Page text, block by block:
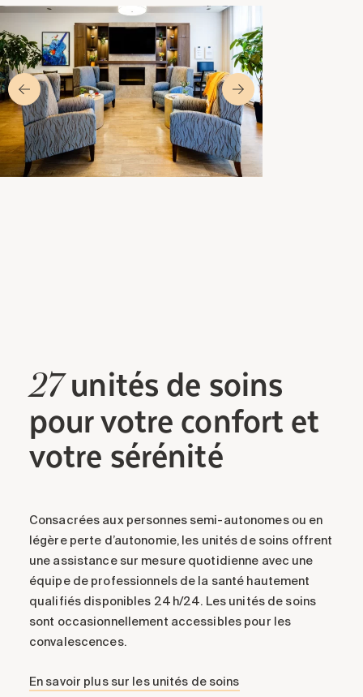
27unitésde soins
pour votre confort et
votre sérénité
Consacrées aux personnes semi-autonomes ou en
légère perte d’autonomie, les unités de soins offrent
une assistance sur mesure quotidienne avec une
équipe de professionnels de la santé hautement
qualifiés disponibles 24 h/24. Les unités de soins
sont occasionnellement accessibles pour les
convalescences.
En savoir plus sur les unités de soins